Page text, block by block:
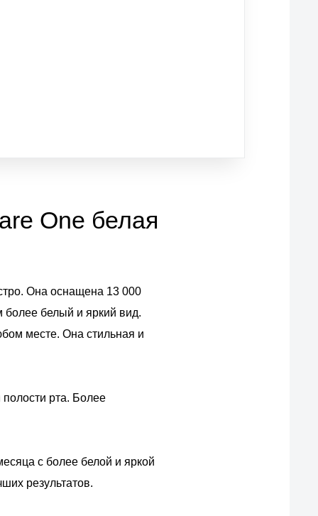
One белая
Она оснащена 13 000
белый и яркий вид.
месте. Она стильная и
рта. Более
с более белой и яркой
результатов.